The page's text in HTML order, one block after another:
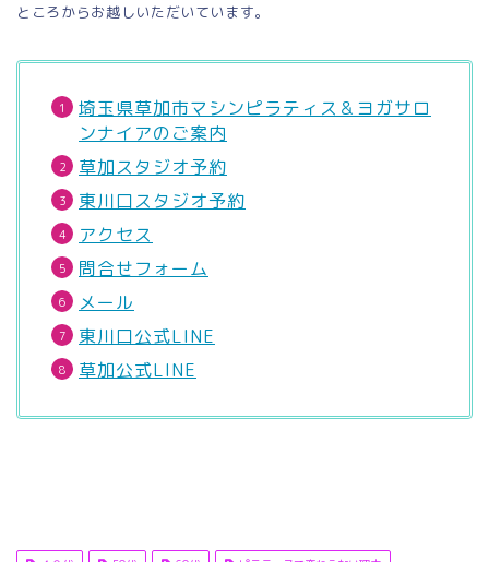
ところからお越しいただいています。
埼玉県草加市マシンピラティス＆ヨガサロ
ンナイアのご案内
草加スタジオ予約
東川口スタジオ予約
アクセス
問合せフォーム
メール
東川口公式LINE
草加公式LINE